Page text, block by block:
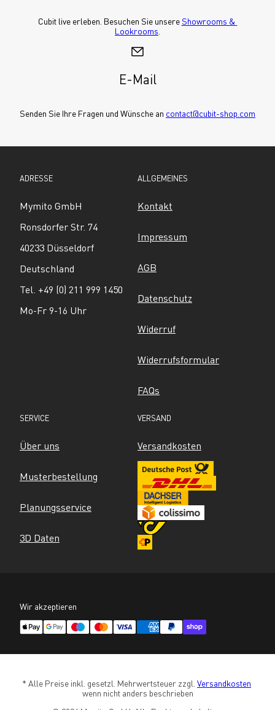
Cubit live erleben. Besuchen Sie unsere Showrooms &
Lookrooms
E-Mail
Senden Sie Ihre Fragen und Wünsche an contact@cubit-shop.com
ADRESSE
Mymito GmbH
Ronsdorfer Str. 74
40233 Düsseldorf
Deutschland
Tel. +49 (0) 211 999 1450
Mo-Fr 9-16 Uhr
ALLGEMEINES
Kontakt
Impressum
AGB
Datenschutz
Widerruf
Widerrufsformular
FAQs
SERVICE
Über uns
Musterbestellung
Planungsservice
3D Daten
VERSAND
Versandkosten
Wir akzeptieren
* Alle Preise inkl. gesetzl. Mehrwertsteuer zzgl. Versandkosten
wenn nicht anders beschrieben